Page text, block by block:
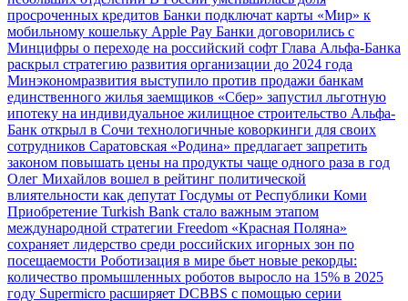
просроченных кредитов Банки подключат карты «Мир» к
мобильному кошельку Apple Pay Банки договорились с
Минцифры о переходе на российский софт Глава Альфа-Банка
раскрыл стратегию развития организации до 2024 года
Минэкономразвития выступило против продажи банкам
единственного жилья заемщиков «Сбер» запустил льготную
ипотеку на индивидуальное жилищное строительство Альфа-
Банк открыл в Сочи технологичные коворкинги для своих
сотрудников Саратовская «Родина» предлагает запретить
законом повышать цены на продукты чаще одного раза в год
Олег Михайлов вошел в рейтинг политической
влиятельности как депутат Госдумы от Республики Коми
Приобретение Turkish Bank стало важным этапом
международной стратегии Freedom «Красная Поляна»
сохраняет лидерство среди российских игорных зон по
посещаемости Роботизация в мире бьет новые рекорды:
количество промышленных роботов выросло на 15% в 2025
году Supermicro расширяет DCBBS с помощью серии